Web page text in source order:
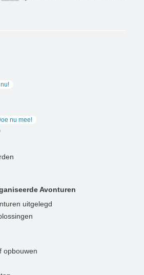
nu mee!
Avonturen
uitgelegd
opbouwen